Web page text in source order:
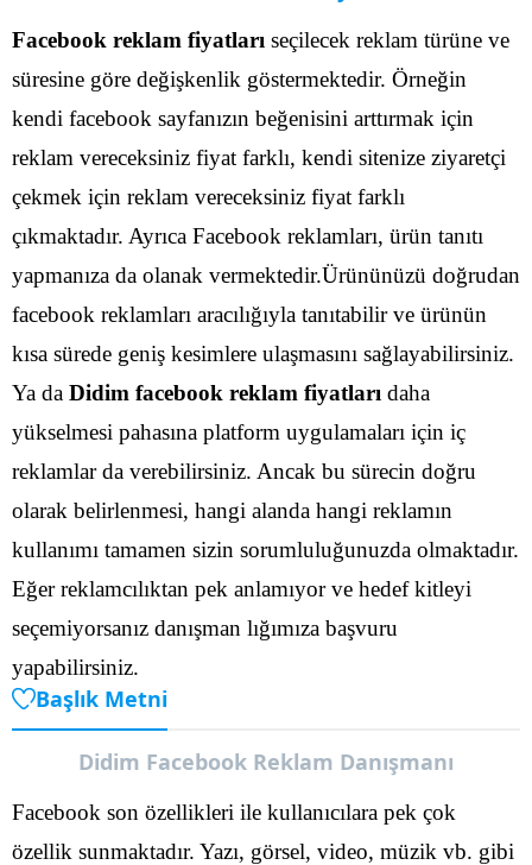
Facebook reklam fiyatları seçilecek reklam türüne ve
süresine göre değişkenlik göstermektedir. Örneğin
kendi facebook sayfanızın beğenisini arttırmak için
reklam vereceksiniz fiyat farklı, kendi sitenize ziyaretçi
çekmek için reklam vereceksiniz fiyat farklı
çıkmaktadır. Ayrıca Facebook reklamları, ürün tanıtı
yapmanıza da olanak vermektedir.Ürününüzü doğrudan
facebook reklamları aracılığıyla tanıtabilir ve ürünün
kısa sürede geniş kesimlere ulaşmasını sağlayabilirsiniz.
Ya da Didim facebook reklam fiyatları daha
yükselmesi pahasına platform uygulamaları için iç
reklamlar da verebilirsiniz. Ancak bu sürecin doğru
olarak belirlenmesi, hangi alanda hangi reklamın
kullanımı tamamen sizin sorumluluğunuzda olmaktadır.
Eğer reklamcılıktan pek anlamıyor ve hedef kitleyi
seçemiyorsanız danışman lığımıza başvuru
yapabilirsiniz.
Başlık Metni
Didim Facebook Reklam Danışmanı
Facebook son özellikleri ile kullanıcılara pek çok
özellik sunmaktadır. Yazı, görsel, video, müzik vb. gibi